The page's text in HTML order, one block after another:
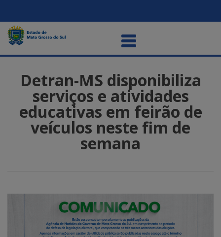
Detran-MS disponibiliza
serviços e atividades
educativas em feirão de
veículos neste fim de
semana